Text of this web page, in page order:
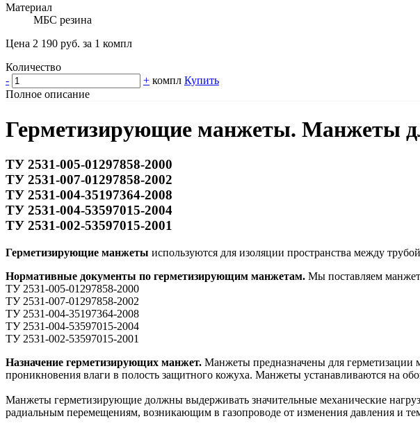
Материал
МБС резина
Цена 2 190 руб. за 1 компл
Количество
-
+ компл Купить
Полное описание
Герметизирующие манжеты. Манжеты
ТУ 2531-005-01297858-2000
ТУ 2531-007-01297858-2002
ТУ 2531-004-35197364-2008
ТУ 2531-004-53597015-2004
ТУ 2531-002-53597015-2001
Герметизирующие манжеты используются для изоляции пространства между
Нормативные документы по герметизирующим манжетам. Мы поставляем
ТУ 2531-005-01297858-2000
ТУ 2531-007-01297858-2002
ТУ 2531-004-35197364-2008
ТУ 2531-004-53597015-2004
ТУ 2531-002-53597015-2001
Назначение герметизирующих манжет. Манжеты предназначены для
проникновения влаги в полость защитного кожуха. Манжеты устанавливаются на
Манжеты герметизирующие должны выдерживать значительные механические
радиальным перемещениям, возникающим в газопроводе от изменения давления и